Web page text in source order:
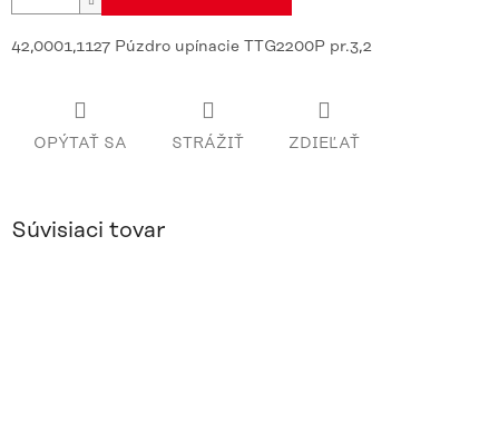
42,0001,1127 Púzdro upínacie TTG2200P pr.3,2
OPÝTAŤ SA STRÁŽIŤ ZDIEĽAŤ
Súvisiaci tovar